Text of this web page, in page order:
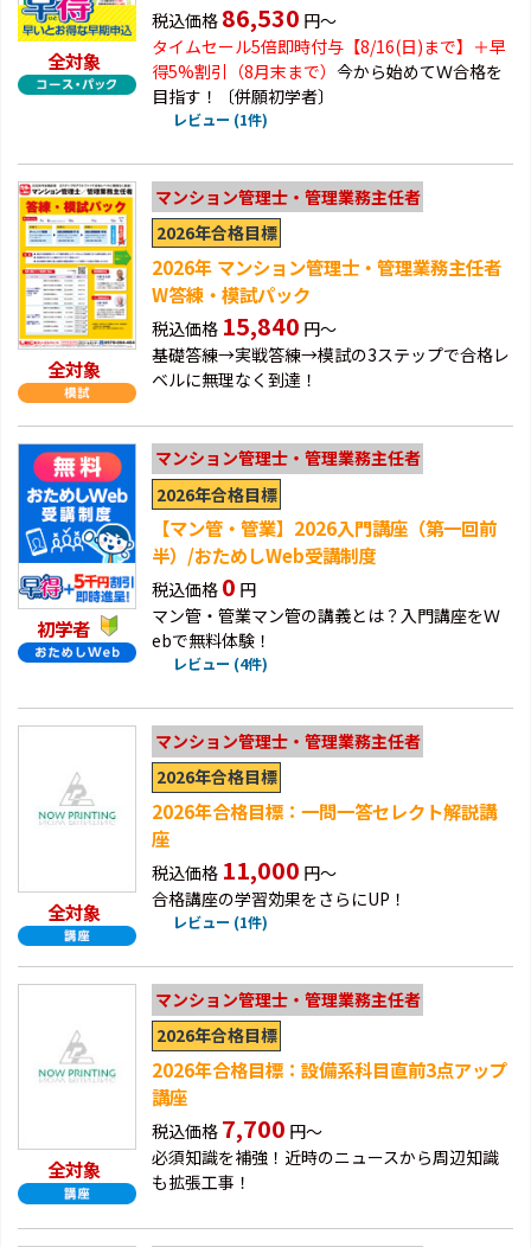
全対象
税込価格 86,530 円～
タイムセール5倍即時付与【8/16(日)まで】＋早
得5%割引（8月末まで） 今から始めてＷ合格を
目指す！〔併願初学者〕
レビュー (1件)
全対象
マンション管理士・管理業務主任者
2026年合格目標
2026年 マンション管理士・管理業務主任者
W答練・模試パック
税込価格 15,840 円～
基礎答練→実戦答練→模試の3ステップで合格レ
ベルに無理なく到達！
初学者
マンション管理士・管理業務主任者
2026年合格目標
【マン管・管業】2026入門講座（第一回前
半）/おためしWeb受講制度
税込価格 0 円
マン管・管業マン管の講義とは？入門講座をＷ
ebで無料体験！
レビュー (4件)
全対象
マンション管理士・管理業務主任者
2026年合格目標
2026年合格目標：一問一答セレクト解説講
座
税込価格 11,000 円～
合格講座の学習効果をさらにUP！
レビュー (1件)
全対象
マンション管理士・管理業務主任者
2026年合格目標
2026年合格目標：設備系科目直前3点アップ
講座
税込価格 7,700 円～
必須知識を補強！近時のニュースから周辺知識
も拡張工事！